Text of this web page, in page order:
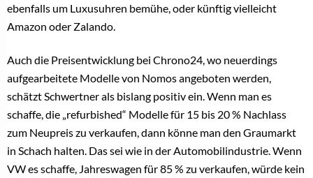
ebenfalls um Luxusuhren bemühe, oder künftig vielleicht
Amazon oder Zalando.
Auch die Preisentwicklung bei Chrono24, wo neuerdings
aufgearbeitete Modelle von Nomos angeboten werden,
schätzt Schwertner als bislang positiv ein. Wenn man es
schaffe, die „refurbished“ Modelle für 15 bis 20 % Nachlass
zum Neupreis zu verkaufen, dann könne man den Graumarkt
in Schach halten. Das sei wie in der Automobilindustrie. Wenn
VW es schaffe, Jahreswagen für 85 % zu verkaufen, würde kein